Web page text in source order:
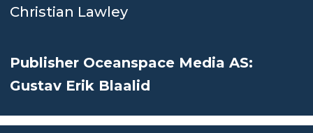
Christian Lawley
Publisher Oceanspace Media AS:
Gustav Erik Blaalid